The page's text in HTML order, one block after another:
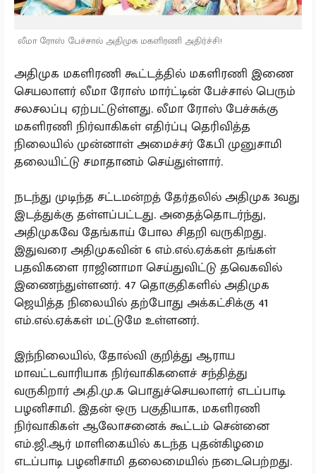
லீமா ரோஸ் பேச்சால் அதிமுக மகளிரணி அதிர்ச்சி!
அதிமுக மகளிரணி கூட்டத்தில் மகளிரணி இணை
செயலாளர் லீமா ரோஸ் மார்ட்டின் பேச்சால் பெரும்
சலசலப்பு ஏற்பட்டுள்ளது. லீமா ரோஸ் பேச்சுக்கு
மகளிரணி நிர்வாகிகள் எதிர்ப்பு தெரிவித்த
நிலையில் முன்னாள் அமைச்சர் கேபி முனுசாமி
தலையிட்டு சமாதானம் செய்துள்ளார்.
நடந்து முடிந்த சட்டமன்றத் தேர்தலில் அதிமுக 3வது
இடத்துக்கு தள்ளப்பட்டது. அதைத்தொடர்ந்து,
அதிமுகவே தேங்காய் போல சிதறி வருகிறது.
இதுவரை அதிமுகவின் 6 எம்.எல்.ஏக்கள் தங்கள்
பதவிகளை ராஜினாமா செய்துவிட்டு தவெகவில்
இணைந்துள்ளனர். 47 தொகுதிகளில் அதிமுக
ஜெயித்த நிலையில் தற்போது அக்கட்சிக்கு 41
எம்.எல்.ஏக்கள் மட்டுமே உள்ளனர்.
இந்நிலையில், தோல்வி குறித்து ஆராய
மாவட்டவாரியாக நிர்வாகிகளைச் சந்தித்து
வருகிறார் அ.தி.மு.க பொதுச்செயலாளர் எடப்பாடி
பழனிசாமி. இதன் ஒரு பகுதியாக, மகளிரணி
நிர்வாகிகள் ஆலோசனைக் கூட்டம் சென்னை
எம்.ஜி.ஆர் மாளிகையில் கடந்த புதன்கிழமை
எடப்பாடி பழனிசாமி தலைமையில் நடைபெற்றது.